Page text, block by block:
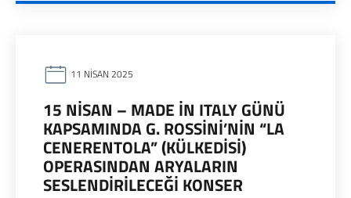
11 NISAN 2025
15 NISAN – MADE IN ITALY GÜNÜ
KAPSAMINDA G. ROSSINI’NIN “LA
CENERENTOLA” (KÜLKEDISI)
OPERASINDAN ARYALARIN
SESLENDIRILECEĞI KONSER